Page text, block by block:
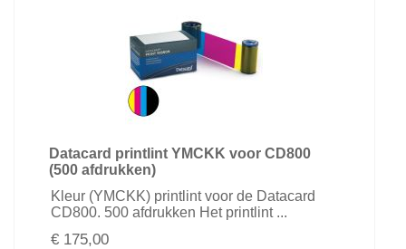
Datacard printlint YMCKK voor CD800
(500 afdrukken)
Kleur (YMCKK) printlint voor de Datacard
CD800. 500 afdrukken Het printlint ...
€ 175,00